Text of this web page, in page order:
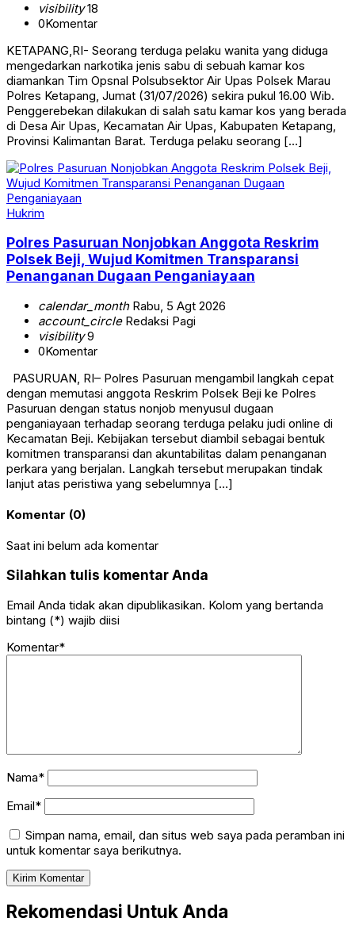
visibility18
0Komentar
KETAPANG,RI- Seorang terduga pelaku wanita yang diduga
mengedarkan narkotika jenis sabu di sebuah kamar kos
diamankan Tim Opsnal Polsubsektor Air Upas Polsek Marau
Polres Ketapang, Jumat (31/07/2026) sekira pukul 16.00 Wib.
Penggerebekan dilakukan di salah satu kamar kos yang berada
di Desa Air Upas, Kecamatan Air Upas, Kabupaten Ketapang,
Provinsi Kalimantan Barat. Terduga pelaku seorang […]
Hukrim
Polres Pasuruan Nonjobkan Anggota Reskrim
Polsek Beji, Wujud Komitmen Transparansi
Penanganan Dugaan Penganiayaan
calendar_monthRabu, 5 Agt 2026
account_circleRedaksi Pagi
visibility9
0Komentar
PASURUAN, RI– Polres Pasuruan mengambil langkah cepat
dengan memutasi anggota Reskrim Polsek Beji ke Polres
Pasuruan dengan status nonjob menyusul dugaan
penganiayaan terhadap seorang terduga pelaku judi online di
Kecamatan Beji. Kebijakan tersebut diambil sebagai bentuk
komitmen transparansi dan akuntabilitas dalam penanganan
perkara yang berjalan. Langkah tersebut merupakan tindak
lanjut atas peristiwa yang sebelumnya […]
Komentar (0)
Saat ini belum ada komentar
Silahkan tulis komentar Anda
Email Anda tidak akan dipublikasikan. Kolom yang bertanda
bintang (*) wajib diisi
Komentar*
Nama*
Email*
Simpan nama, email, dan situs web saya pada peramban ini
untuk komentar saya berikutnya.
Rekomendasi Untuk Anda